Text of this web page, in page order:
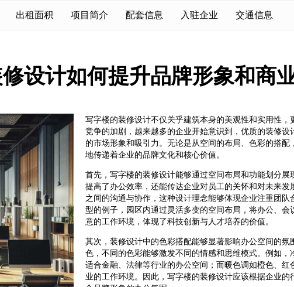
出租面积 项目简介 配套信息 入驻企业 交通信息
设计如何提升品牌形象和商
写字楼的装修设计不仅关乎建筑本身的美观性和实用性
竞争的加剧，越来越多的企业开始意识到，优质的装修
的市场形象和吸引力。无论是从空间的布局、色彩的搭
地传递着企业的品牌文化和核心价值。
首先，写字楼的装修设计能够通过空间布局和功能划分
提高了办公效率，还能传达企业对员工的关怀和对未来
之间的沟通与协作，这种设计理念能够体现企业注重团
型的例子，园区内通过灵活多变的空间布局，将办公、
意的工作环境，体现了科技创新与人才培养的价值。
其次，装修设计中的色彩搭配能够显著影响办公空间的
色，不同的色彩能够激发不同的情感和思维模式。例如
适合金融、法律等行业的办公空间；而暖色调如橙色、
业的工作环境。因此，写字楼的装修设计应该根据企业